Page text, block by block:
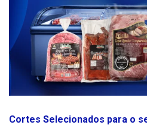
Cortes Selecionados para o